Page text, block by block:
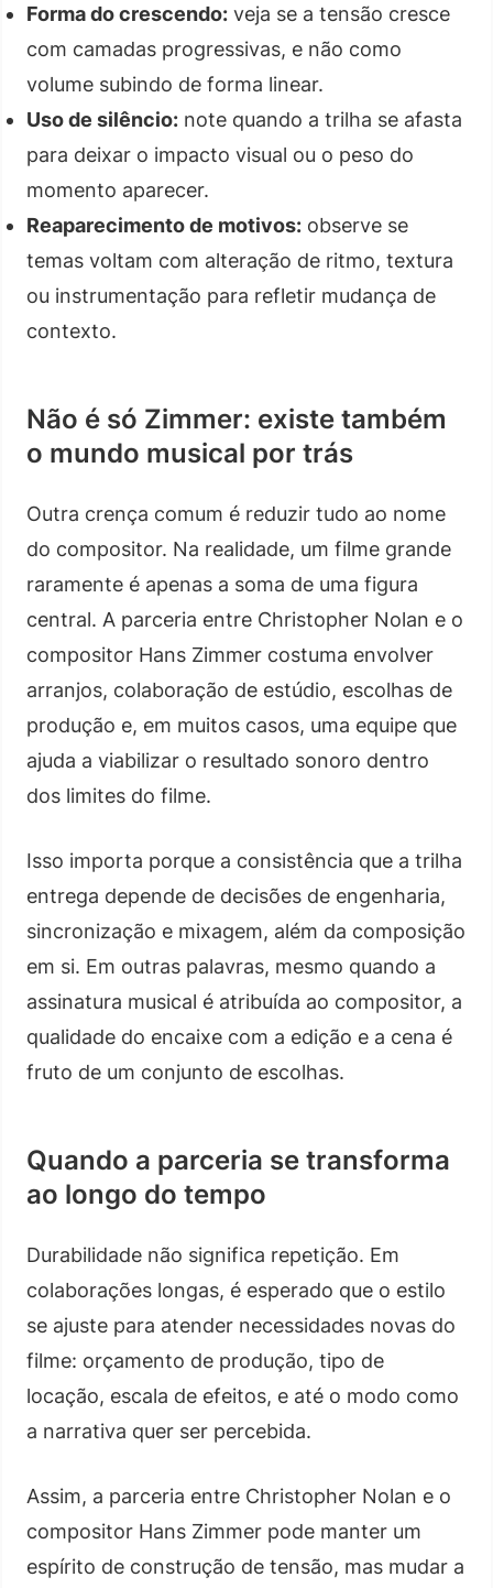
Forma do crescendo: veja se a tensão cresce
com camadas progressivas, e não como
volume subindo de forma linear.
Uso de silêncio: note quando a trilha se afasta
para deixar o impacto visual ou o peso do
momento aparecer.
Reaparecimento de motivos: observe se
temas voltam com alteração de ritmo, textura
ou instrumentação para refletir mudança de
contexto.
Não é só Zimmer: existe também
o mundo musical por trás
Outra crença comum é reduzir tudo ao nome
do compositor. Na realidade, um filme grande
raramente é apenas a soma de uma figura
central. A parceria entre Christopher Nolan e o
compositor Hans Zimmer costuma envolver
arranjos, colaboração de estúdio, escolhas de
produção e, em muitos casos, uma equipe que
ajuda a viabilizar o resultado sonoro dentro
dos limites do filme.
Isso importa porque a consistência que a trilha
entrega depende de decisões de engenharia,
sincronização e mixagem, além da composição
em si. Em outras palavras, mesmo quando a
assinatura musical é atribuída ao compositor, a
qualidade do encaixe com a edição e a cena é
fruto de um conjunto de escolhas.
Quando a parceria se transforma
ao longo do tempo
Durabilidade não significa repetição. Em
colaborações longas, é esperado que o estilo
se ajuste para atender necessidades novas do
filme: orçamento de produção, tipo de
locação, escala de efeitos, e até o modo como
a narrativa quer ser percebida.
Assim, a parceria entre Christopher Nolan e o
compositor Hans Zimmer pode manter um
espírito de construção de tensão, mas mudar a